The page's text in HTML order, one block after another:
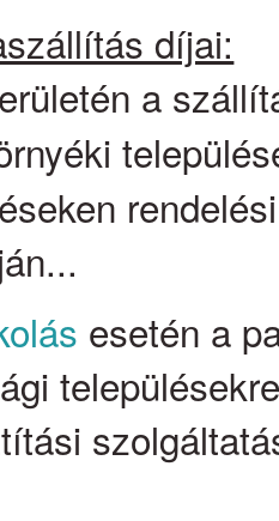
díjai:
a
esetén a